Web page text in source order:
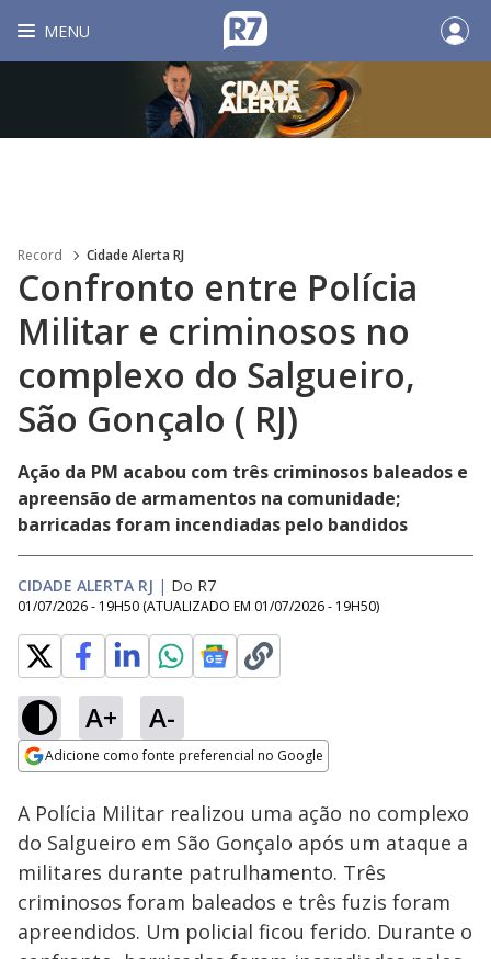
MENU
Record Cidade Alerta RJ
Confronto entre Polícia
Militar e criminosos no
complexo do Salgueiro,
São Gonçalo ( RJ)
Ação da PM acabou com três criminosos baleados e
apreensão de armamentos na comunidade;
barricadas foram incendiadas pelo bandidos
CIDADE ALERTA RJ | Do R7
01/07/2026 - 19H50 (ATUALIZADO EM 01/07/2026 - 19H50)
A+ A-
Adicione como fonte preferencial no Google
Ativar
Loaded
26.80%
A Polícia Militar realizou uma ação no complexo
do Salgueiro em São Gonçalo após um ataque a
militares durante patrulhamento. Três
criminosos foram baleados e três fuzis foram
apreendidos. Um policial ficou ferido. Durante o